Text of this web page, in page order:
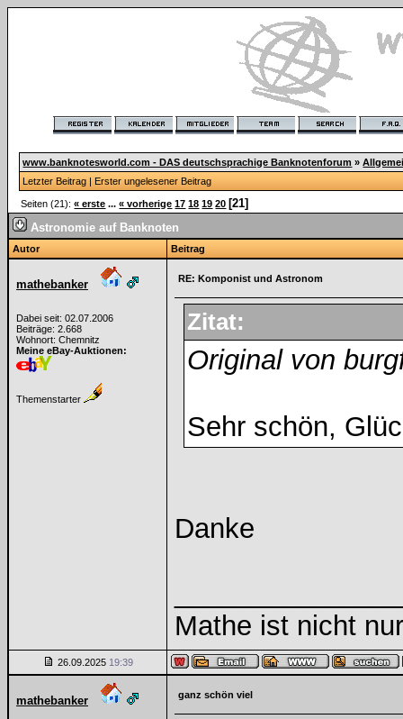
www.banknotesworld.com - DAS deutschsprachige Banknotenforum »
Letzter Beitrag |Erster ungelesener Beitrag
Seiten (21):« erste ... « vorherige 17 18 19 20 [21]
Astronomie auf Banknoten
Autor Beitrag
mathebanker
Dabei seit: 02.07.2006
Beiträge: 2.668
Wohnort: Chemnitz
Meine eBay-Auktionen:
Themenstarter
RE: Komponist und Astronom
Zitat:
Original von
Sehr schön,
Danke
Mathe ist nicht
26.09.2025 19:39
mathebanker ganz schön viel